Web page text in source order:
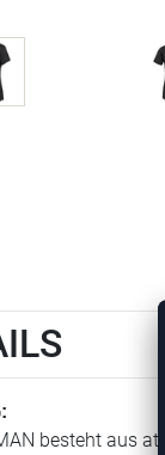
besteht aus